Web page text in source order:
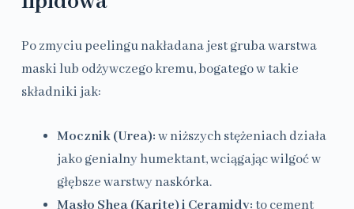
Po zmyciu peelingu nakładana jest gruba warstwa
maski lub odżywczego kremu, bogatego w takie
składniki jak:
Mocznik (Urea):w niższych stężeniach działa
jako genialny humektant, wciągając wilgoć w
głębsze warstwy naskórka.
Masło Shea (Karite) i Ceramidy:to cement